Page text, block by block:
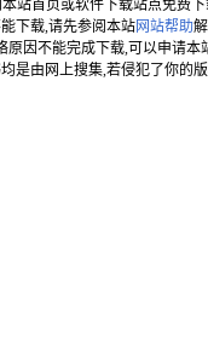
站首页或软件下载站点免费下
下载,请先参阅本站网站帮助
原因不能完成下载,可以申请本
是由网上搜集,若侵犯了你的